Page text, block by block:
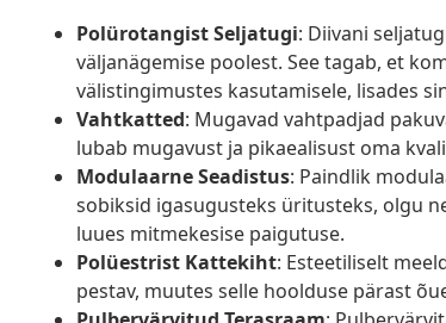
Polürotangist Seljatugi: Diivani
väljanägemise poolest. See tagab, et
välistingimustes kasutamisele, lisades
Vahtkatted: Mugavad vahtpadjad
lubab mugavust ja pikaealisust oma
Modulaarne Seadistus: Paindlik
sobiksid igasugusteks üritusteks, olgu
luues mitmekesise paigutuse.
Polüestrist Kattekiht: Esteetiliselt
pestav, muutes selle hoolduse pärast